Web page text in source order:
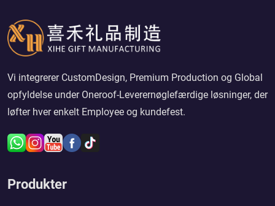
Vi integrerer CustomDesign, Premium Production og Global
opfyldelse under Oneroof-Leverernøglefærdige løsninger, der
løfter hver enkelt Employee og kundefest.
Produkter